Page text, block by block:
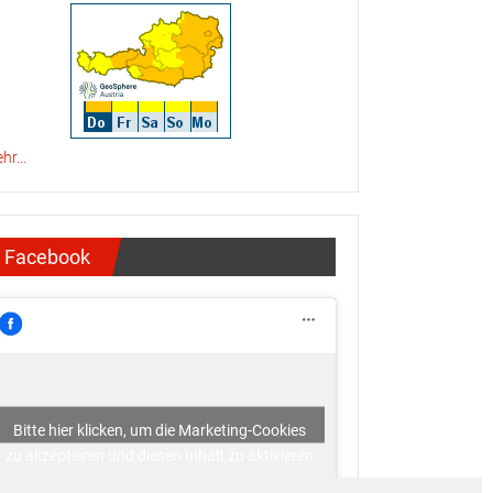
Facebook
Bitte hier klicken, um die Marketing-Cookies